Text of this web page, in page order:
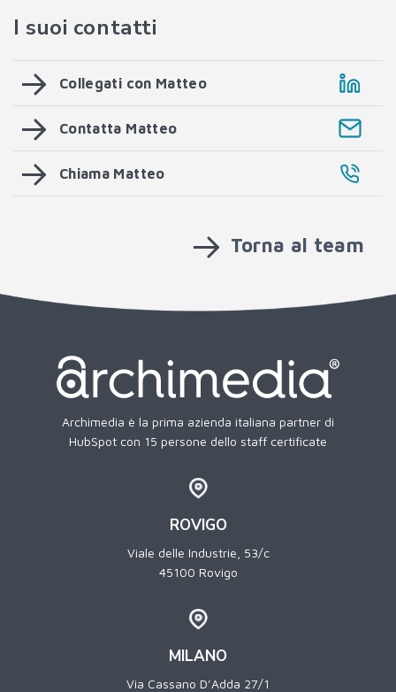
I suoi contatti
Collegati con Matteo
Contatta Matteo
Chiama Matteo
Torna al team
Archimedia è la prima azienda italiana partner di
HubSpot con 15 persone dello staff certificate
ROVIGO
Viale delle Industrie, 53/c
45100 Rovigo
MILANO
Via Cassano D’Adda 27/1